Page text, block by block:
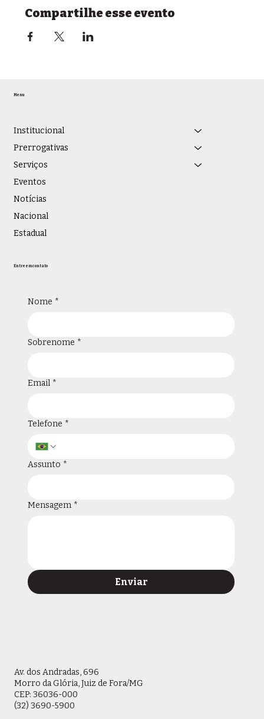
Compartilhe esse evento
Av. dos Andradas, 696
Morro da Glória, Juiz de Fora/MG
CEP: 36036-000
(32) 3690-5900
Entre em contato
Nome *
Sobrenome *
Email *
Telefone *
Assunto *
Mensagem *
Enviar
Menu
Institucional
Prerrogativas
Serviços
Eventos
Notícias
Nacional
Estadual